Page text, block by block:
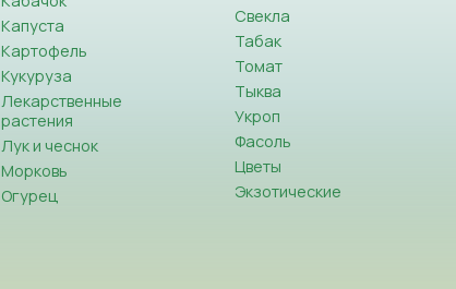
Капуста
Картофель
Кукуруза
Лекарственные
растения
Лук и чеснок
Морковь
Огурец
Свекла
Табак
Томат
Тыква
Укроп
Фасоль
Цветы
Экзотические